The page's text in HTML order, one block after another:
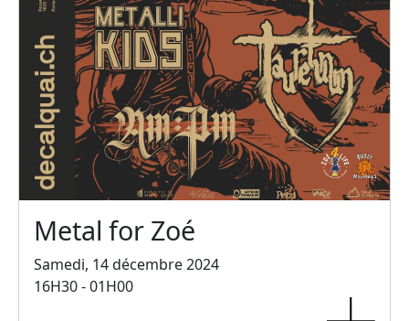
Metal for Zoé
Samedi, 14 décembre 2024
16H30 - 01H00